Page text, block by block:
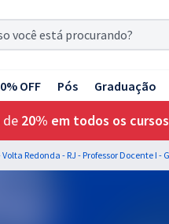
OFF Pós Graduação
de 20% em todos os
Volta Redonda - RJ - Professor Docente I -